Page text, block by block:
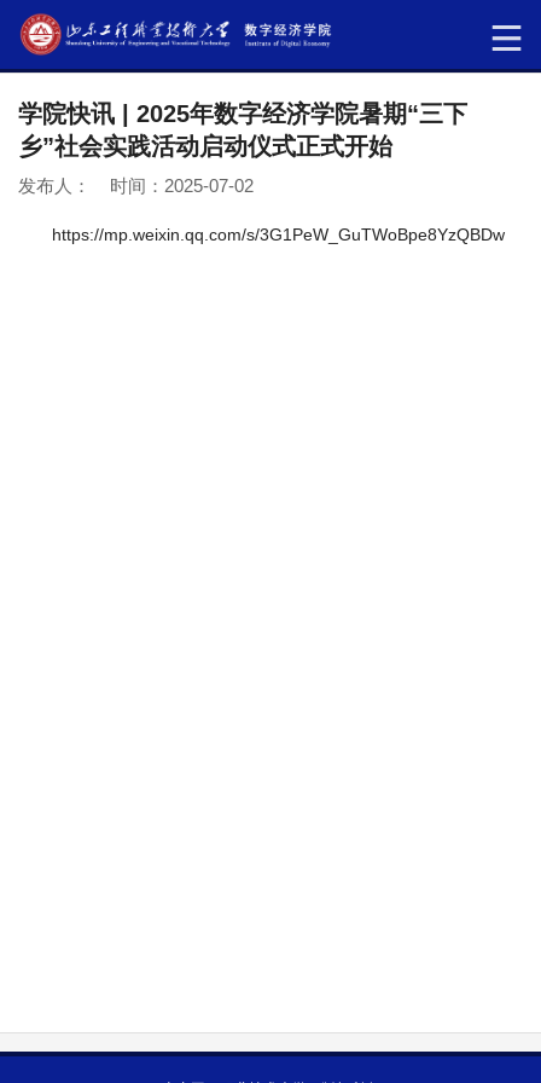
学院快讯 | 2025年数字经济学院暑期“三下
乡”社会实践活动启动仪式正式开始
发布人： 时间：2025-07-02
https://mp.weixin.qq.com/s/3G1PeW_GuTWoBpe8YzQBDw